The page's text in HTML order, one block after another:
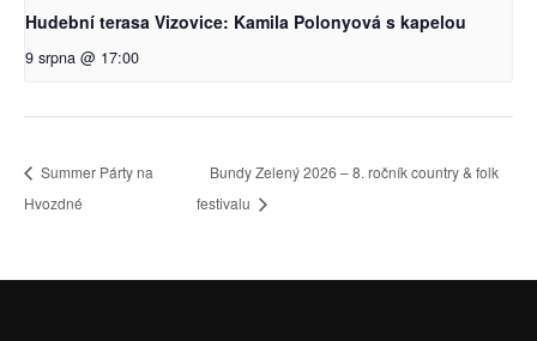
Hudební terasa Vizovice: Kamila Polonyová s kapelou
9 srpna @ 17:00
Summer Párty na
Hvozdné
Bundy Zelený 2026 – 8. ročník country & folk
festivalu